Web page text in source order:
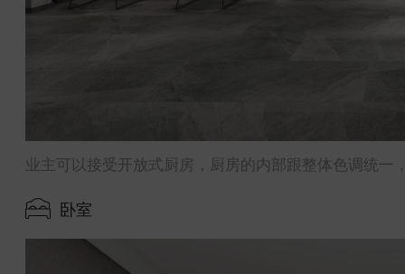
业主可以接受开放式厨房，厨房的内部跟整体色调统
卧室